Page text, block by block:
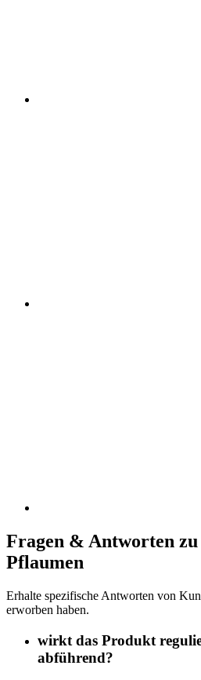
Fragen & Antworten
Pflaumen
Erhalte spezifische Antworten von
erworben haben.
wirkt das Produkt
abführend?